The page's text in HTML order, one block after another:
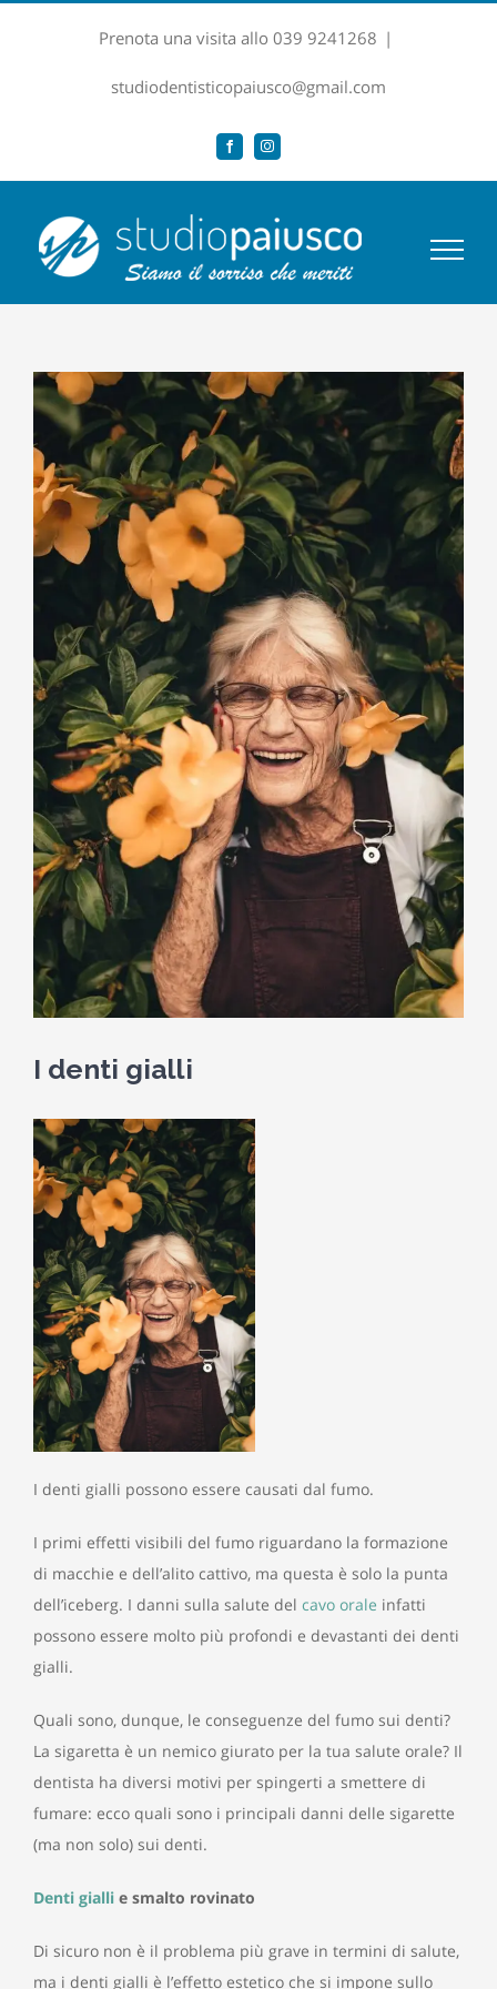
Prenota una visita allo 039 9241268 |
studiodentisticopaiusco@gmail.com
FacebookInstagram
Ingrandisci
immagine
I denti gialli
I denti gialli possono essere causati dal fumo.
I primi effetti visibili del fumo riguardano la formazione
di macchie e dell’alito cattivo, ma questa è solo la punta
dell’iceberg. I danni sulla salute del cavo orale infatti
possono essere molto più profondi e devastanti dei denti
gialli.
Quali sono, dunque, le conseguenze del fumo sui denti?
La sigaretta è un nemico giurato per la tua salute orale? Il
dentista ha diversi motivi per spingerti a smettere di
fumare: ecco quali sono i principali danni delle sigarette
(ma non solo) sui denti.
Denti gialli e smalto rovinato
Di sicuro non è il problema più grave in termini di salute,
ma i denti gialli è l’effetto estetico che si impone sullo